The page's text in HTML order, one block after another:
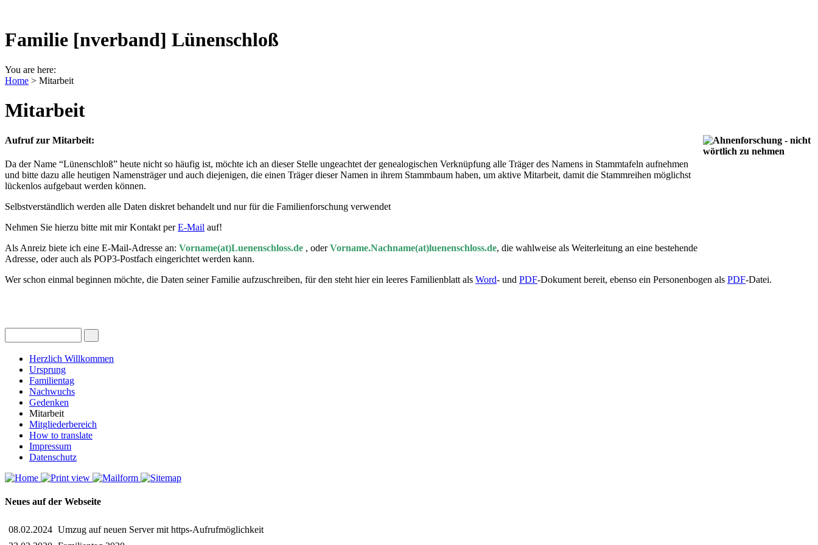
Familie [nverband] Lünenschloß
You are here:
Home > Mitarbeit
Mitarbeit
Aufruf zur Mitarbeit:
Da der Name “Lünenschloß” heute nicht so häufig ist, möchte ich an dieser Stelle ungeachtet der genealogischen Verknüpfung alle Träger des Namens in Stammtafeln aufnehmen
und bitte dazu alle heutigen Namensträger und auch diejenigen, die einen Träger dieser Namen in ihrem Stammbaum haben, um aktive Mitarbeit, damit die Stammreihen möglichst
lückenlos aufgebaut werden können.
Selbstverständlich werden alle Daten diskret behandelt und nur für die Familienforschung verwendet
Nehmen Sie hierzu bitte mit mir Kontakt perE-Mail auf!
Als Anreiz biete ich eine E-Mail-Adresse an: Vorname(at)Luenenschloss.de , oderVorname.Nachname(at)luenenschloss.de, die wahlweise als Weiterleitung an eine bestehende
Adresse, oder auch als POP3-Postfach eingerichtet werden kann.
Wer schon einmal beginnen möchte, die Daten seiner Familie aufzuschreiben, für den steht hier ein leeres Familienblatt als Word- und PDF-Dokument bereit, ebenso ein Personenbogen als PDF-Datei.
Herzlich Willkommen
Ursprung
Familientag
Nachwuchs
Gedenken
Mitarbeit
Mitgliederbereich
How to translate
Impressum
Datenschutz
Neues auf der Webseite
08.02.2024 Umzug auf neuen Server mit https-Aufrufmöglichkeit